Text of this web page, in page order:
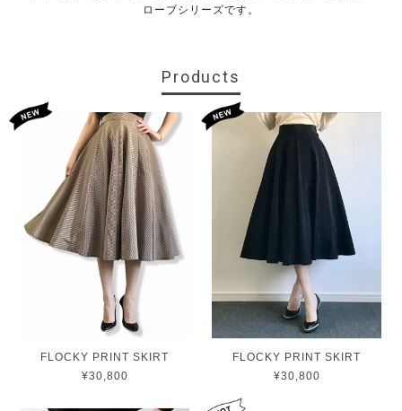
ローブシリーズです。
Products
FLOCKY PRINT SKIRT
¥30,800
FLOCKY PRINT SKIRT
¥30,800